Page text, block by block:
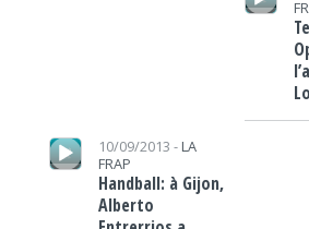
Lecteur audio
10/09/2013 - LA
FRAP
Handball: à Gijon,
Alberto